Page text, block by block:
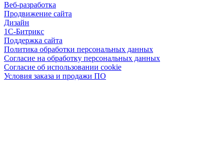
Веб-разработка
Продвижение сайта
Дизайн
1С-Битрикс
Поддержка сайта
Политика обработки персональных данных
Согласие на обработку персональных данных
Согласие об использовании cookie
Условия заказа и продажи ПО